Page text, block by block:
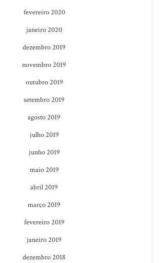
fevereiro 2020
janeiro 2020
dezembro 2019
novembro 2019
outubro 2019
setembro 2019
agosto 2019
julho 2019
junho 2019
maio 2019
abril 2019
março 2019
fevereiro 2019
janeiro 2019
dezembro 2018